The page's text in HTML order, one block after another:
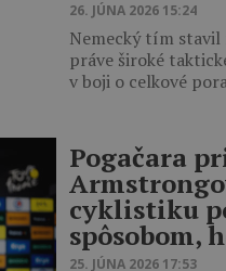
26. JÚNA 2026 15:24
Nemecký tím
práve široké
v boji o celkové
Pogačara
cyklistiku
spôsobom,
25. JÚNA 2026 17:53